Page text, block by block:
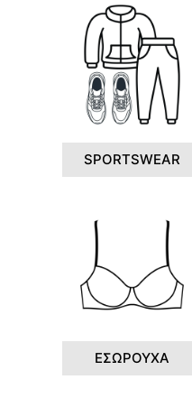
SPORTSWEAR
ΕΣΩΡΟΥΧΑ